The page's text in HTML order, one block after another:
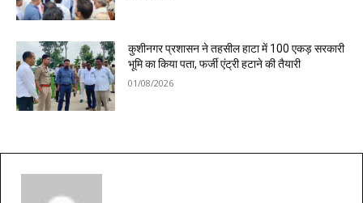
कुशीनगर प्रशासन ने तहसील हाटा में 100 एकड़ सरकारी
भूमि का किया पता, फर्जी एंट्री हटाने की तैयारी
01/08/2026